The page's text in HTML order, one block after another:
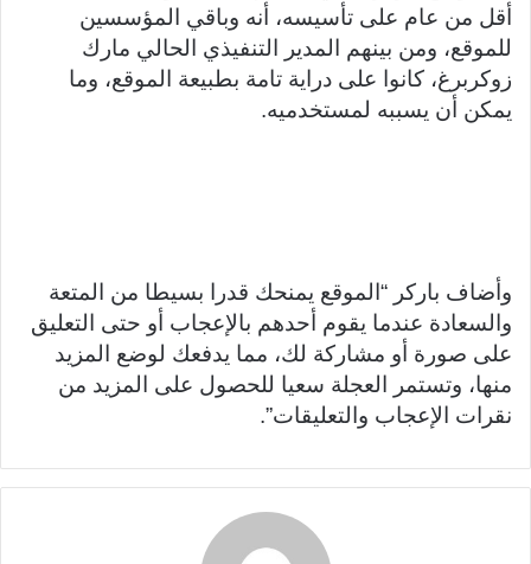
أقل من عام على تأسيسه، أنه وباقي المؤسسين
للموقع، ومن بينهم المدير التنفيذي الحالي مارك
زوكربرغ، كانوا على دراية تامة بطبيعة الموقع، وما
يمكن أن يسببه لمستخدميه.
وأضاف باركر “الموقع يمنحك قدرا بسيطا من المتعة
والسعادة عندما يقوم أحدهم بالإعجاب أو حتى التعليق
على صورة أو مشاركة لك، مما يدفعك لوضع المزيد
منها، وتستمر العجلة سعيا للحصول على المزيد من
نقرات الإعجاب والتعليقات”.